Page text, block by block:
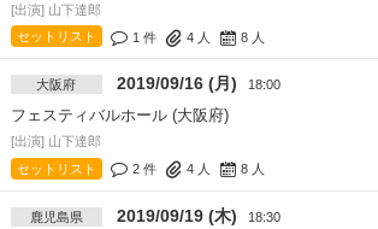
[出演] 山下達郎
セットリスト
1 件 4人 8人
大阪府 2019/09/16 (月) 18:00
フェスティバルホール (大阪府)
[出演] 山下達郎
セットリスト
2 件 4人 8人
鹿児島県 2019/09/19 (木) 18:30